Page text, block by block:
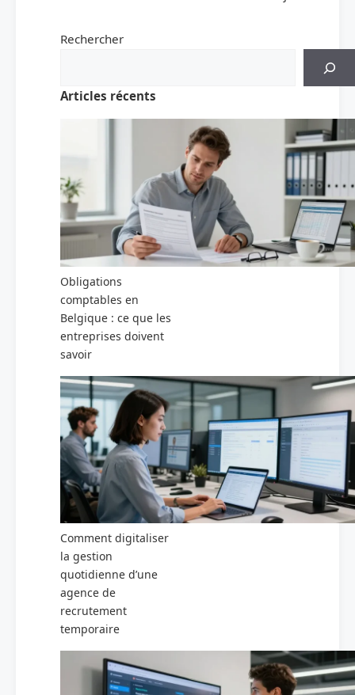
Rechercher
Articles récents
Obligations
comptables en
Belgique : ce que les
entreprises doivent
savoir
Comment digitaliser
la gestion
quotidienne d’une
agence de
recrutement
temporaire